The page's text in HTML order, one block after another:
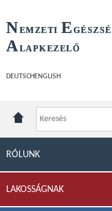
NEMZETI E
ALAPKEZELŐ
DEUTSCH ENGLISH
RÓLUNK
LAKOSSÁGNAK